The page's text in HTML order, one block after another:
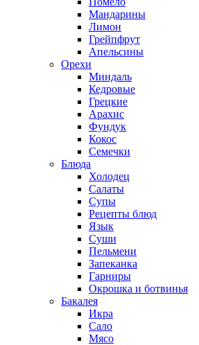
Мандарины
Лимон
Грейпфрут
Апельсины
Орехи
Миндаль
Кедровые
Грецкие
Арахис
Фундук
Кокос
Семечки
Блюда
Холодец
Салаты
Супы
Рецепты блюд
Язык
Суши
Пельмени
Запеканка
Гарниры
Окрошка и ботвинья
Бакалея
Икра
Сало
Мясо